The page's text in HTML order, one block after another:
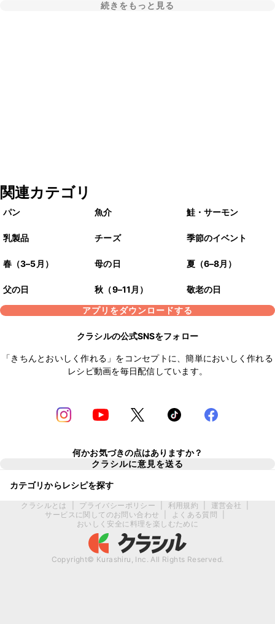
続きをもっと見る
関連カテゴリ
パン 魚介 鮭・サーモン
乳製品 チーズ 季節のイベント
春（3–5月） 母の日 夏（6–8月）
父の日 秋（9–11月）
敬老の日
アプリをダウンロードする
クラシルの公式SNSをフォロー
「きちんとおいしく作れる」をコンセプトに、簡単においしく作れる
レシピ動画を毎日配信しています。
何かお気づきの点はありますか？
クラシルに意見を送る
カテゴリからレシピを探す
クラシルとは プライバシーポリシー 利用規約 運営会社
サービスに関してのお問い合わせ
よくある質問
おいしく安全に料理を楽しむために
Copyright© Kurashiru, Inc. All Rights Reserved.